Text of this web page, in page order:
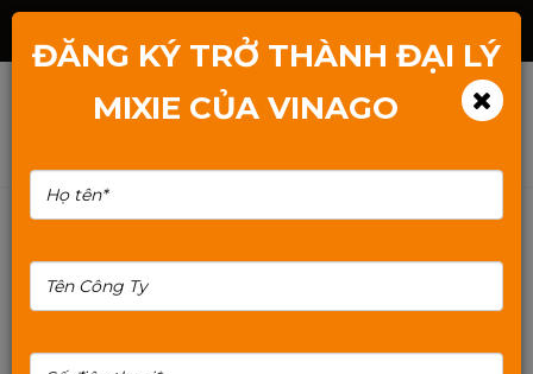
TIN KỸ THUẬT
ĐĂNG KÝ TRỞ THÀNH ĐẠI LÝ
MIXIE CỦA VINAGO